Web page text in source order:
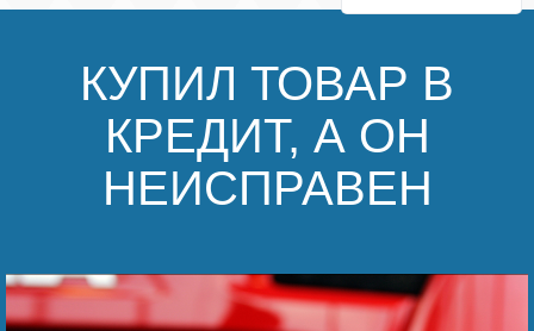
Отзывы
Полезные статьи
Наши победы
КУПИЛ ТОВАР В
КРЕДИТ, А ОН
НЕИСПРАВЕН